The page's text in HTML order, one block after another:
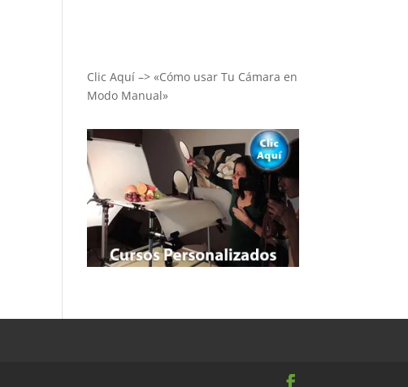
Clic Aquí –> «Cómo usar Tu Cámara en
Modo Manual»